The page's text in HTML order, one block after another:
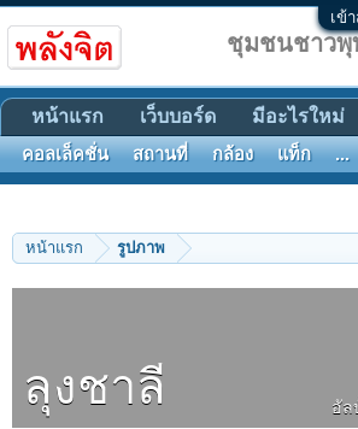
เข้
หน้าแรก รูปภาพ
ลุงชาลี อัล
ชุมชนชาวพุ
หน้าแรก เว็บบอร์ด มีอะไรใหม่
คอลเล็คชั่น สถานที่ กล้อง แท็ก ...